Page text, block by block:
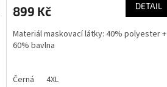
je
z
5
899 Kč DETAIL
Materiál maskovací látky: 40% polyester +
60% bavlna
Černá 4XL